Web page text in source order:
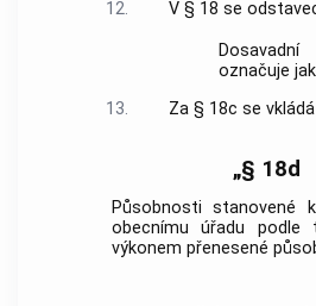
12.
V § 18 se
označuje
13.
Za § 18c se
„§ 18d
Působnosti stanovené
obecnímu úřadu
výkonem přenesené